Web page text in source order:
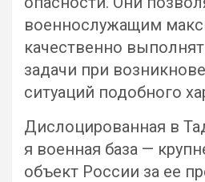
военнослужащим
качественно
задачи при
ситуаций подобного
Дислоцированная в
я военная база —
объект России за ее